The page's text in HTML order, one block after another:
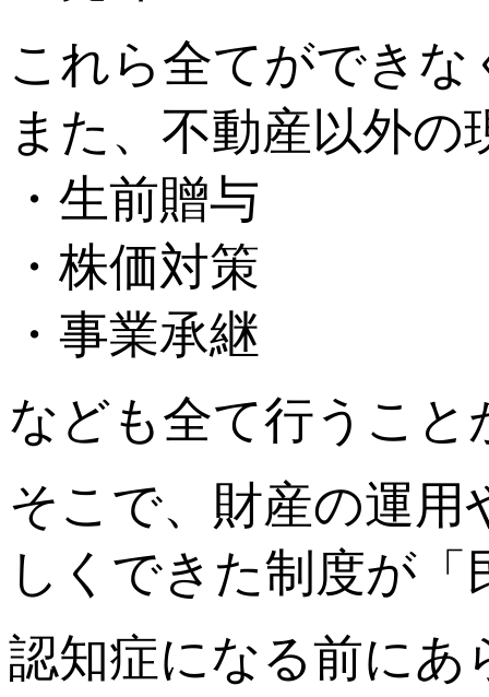
これら全てができな
また、不動産以外
・生前贈与
・株価対策
・事業承継
なども全て行うこ
そこで、財産の運
しくできた制度が
認知症になる前にあ